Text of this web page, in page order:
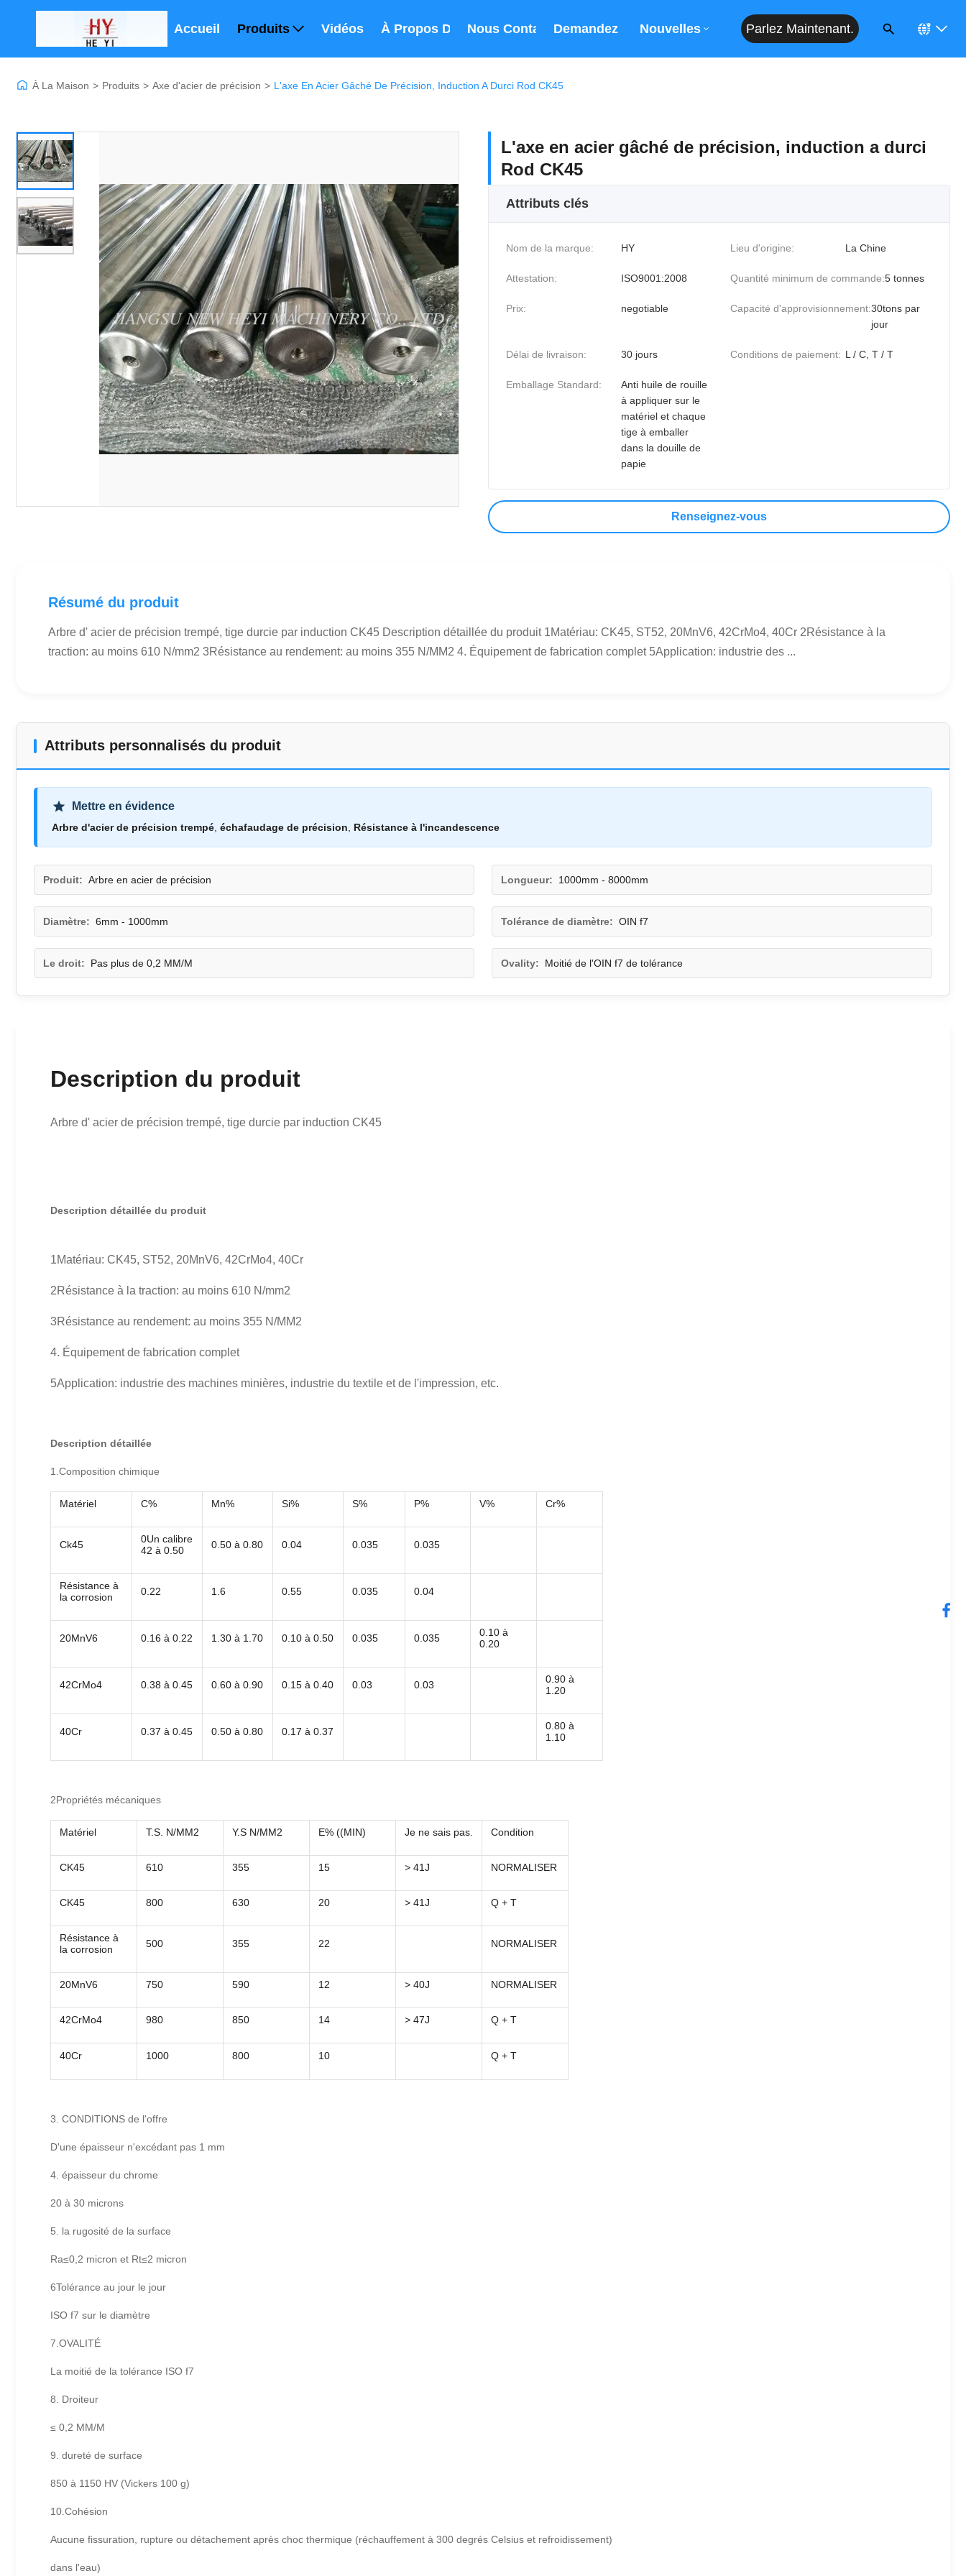
Accueil Produits Vidéos À Propos De NousNous ContacterDemandez Un Devis
Nouvelles Parlez Maintenant.
À La Maison > Produits > Axe d'acier de précision > L'axe En Acier Gâché De Précision, Induction A Durci Rod CK45
L'axe en acier gâché de précision, induction a durci
Rod CK45
Attributs clés
Nom de la marque: HY Lieu d'origine: La Chine
Attestation: ISO9001:2008 Quantité minimum de commande:5 tonnes
Prix: negotiable Capacité d'approvisionnement:30tons par
jour
Délai de livraison: 30 jours Conditions de paiement: L / C, T / T
Emballage Standard:
Anti huile de rouille
à appliquer sur le
matériel et chaque
tige à emballer
dans la douille de
papie
Renseignez-vous
Résumé du produit
Arbre d' acier de précision trempé, tige durcie par induction CK45 Description détaillée du produit 1Matériau: CK45, ST52, 20MnV6, 42CrMo4, 40Cr 2Résistance à la
traction: au moins 610 N/mm2 3Résistance au rendement: au moins 355 N/MM2 4. Équipement de fabrication complet 5Application: industrie des ...
Attributs personnalisés du produit
Mettre en évidence
Arbre d'acier de précision trempé échafaudage de précision Résistance à l'incandescence
Produit: Arbre en acier de précision Longueur: 1000mm - 8000mm
Diamètre: 6mm - 1000mm Tolérance de diamètre: OIN f7
Le droit: Pas plus de 0,2 MM/M Ovality: Moitié de l'OIN f7 de tolérance
Description du produit
Arbre d' acier de précision trempé, tige durcie par induction CK45
Description détaillée du produit
1Matériau: CK45, ST52, 20MnV6, 42CrMo4, 40Cr
2Résistance à la traction: au moins 610 N/mm2
3Résistance au rendement: au moins 355 N/MM2
4. Équipement de fabrication complet
5Application: industrie des machines minières, industrie du textile et de l'impression, etc.
Description détaillée
1.Composition chimique
Matériel C% Mn% Si% S% P% V% Cr%
Ck45
0Un calibre
42 à 0.50
0.50 à 0.80 0.04 0.035 0.035
Résistance à
la corrosion
0.22 1.6 0.55 0.035 0.04
20MnV6 0.16 à 0.22 1.30 à 1.70 0.10 à 0.50 0.035 0.035
0.10 à
0.20
42CrMo4 0.38 à 0.45 0.60 à 0.90 0.15 à 0.40 0.03 0.03
0.90 à
1.20
40Cr 0.37 à 0.45 0.50 à 0.80 0.17 à 0.37
0.80 à
1.10
2Propriétés mécaniques
Matériel T.S. N/MM2 Y.S N/MM2 E% ((MIN) Je ne sais pas. Condition
CK45 610 355 15 > 41J NORMALISER
CK45 800 630 20 > 41J Q + T
Résistance à
la corrosion
500 355 22 NORMALISER
20MnV6 750 590 12 > 40J NORMALISER
42CrMo4 980 850 14 > 47J Q + T
40Cr 1000 800 10 Q + T
3. CONDITIONS de l'offre
D'une épaisseur n'excédant pas 1 mm
4. épaisseur du chrome
20 à 30 microns
5. la rugosité de la surface
Ra≤0,2 micron et Rt≤2 micron
6Tolérance au jour le jour
ISO f7 sur le diamètre
7.OVALITÉ
La moitié de la tolérance ISO f7
8. Droiteur
≤ 0,2 MM/M
9. dureté de surface
850 à 1150 HV (Vickers 100 g)
10.Cohésion
Aucune fissuration, rupture ou détachement après choc thermique (réchauffement à 300 degrés Celsius et refroidissement)
dans l'eau)